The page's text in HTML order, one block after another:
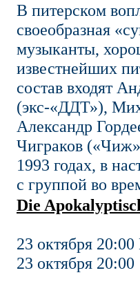
В питерском
своеобразная
музыканты,
известнейших
состав входят
(экс-«ДДТ»),
Александр
Чиграков
1993 годах, в
с группой во
Die
23 октября
23 октября 20:00